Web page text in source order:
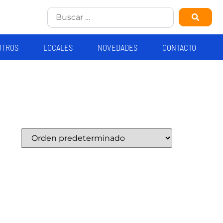
LOCALES NOVEDADES CONTACTO